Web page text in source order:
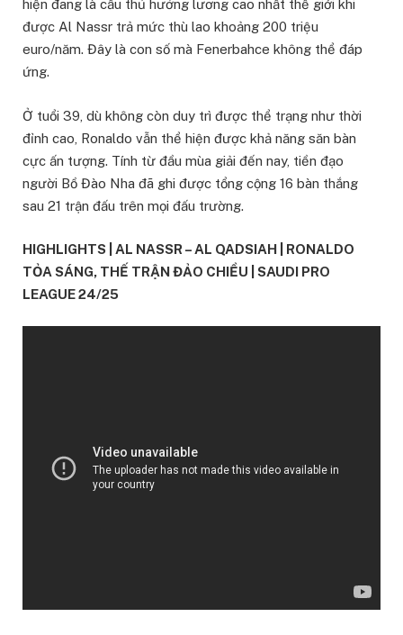
hiện đang là cầu thủ hưởng lương cao nhất thế giới khi
được Al Nassr trả mức thù lao khoảng 200 triệu
euro/năm. Đây là con số mà Fenerbahce không thể đáp
ứng.
Ở tuổi 39, dù không còn duy trì được thể trạng như thời
đỉnh cao, Ronaldo vẫn thể hiện được khả năng săn bàn
cực ấn tượng. Tính từ đầu mùa giải đến nay, tiền đạo
người Bồ Đào Nha đã ghi được tổng cộng 16 bàn thắng
sau 21 trận đấu trên mọi đấu trường.
HIGHLIGHTS | AL NASSR – AL QADSIAH | RONALDO
TỎA SÁNG, THẾ TRẬN ĐẢO CHIỀU | SAUDI PRO
LEAGUE 24/25